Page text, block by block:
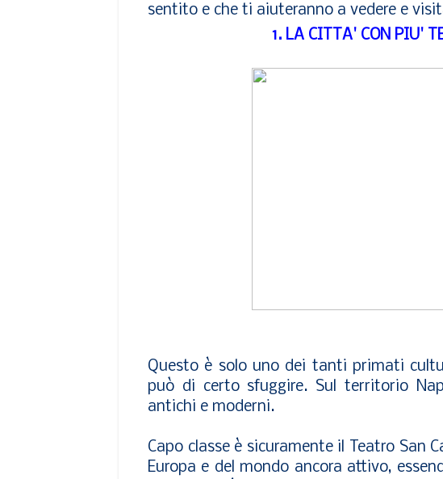
sentito e che ti aiuteranno a vedere e
1. LA CITTA' CON PIU'
Questo è solo uno dei tanti primati
può di certo sfuggire. Sul territorio
antichi e moderni.
Capo classe è sicuramente il Teatro San
Europa e del mondo ancora attivo,